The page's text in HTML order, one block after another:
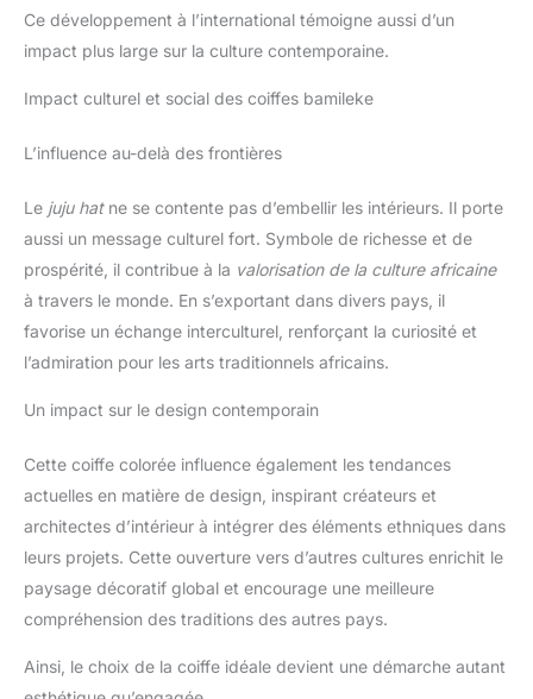
Ce développement à l’international témoigne aussi d’un
impact plus large sur la culture contemporaine.
Impact culturel et social des coiffes bamileke
L’influence au-delà des frontières
Le juju hatne se contente pas d’embellir les intérieurs. Il porte
aussi un message culturel fort. Symbole de richesse et de
prospérité, il contribue à la valorisation de la culture africaine
à travers le monde. En s’exportant dans divers pays, il
favorise un échange interculturel, renforçant la curiosité et
l’admiration pour les arts traditionnels africains.
Un impact sur le design contemporain
Cette coiffe colorée influence également les tendances
actuelles en matière de design, inspirant créateurs et
architectes d’intérieur à intégrer des éléments ethniques dans
leurs projets. Cette ouverture vers d’autres cultures enrichit le
paysage décoratif global et encourage une meilleure
compréhension des traditions des autres pays.
Ainsi, le choix de la coiffe idéale devient une démarche autant